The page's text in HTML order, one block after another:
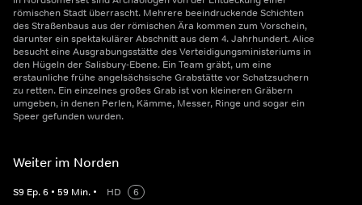
römischen Stadt überrascht. Mehrere beeindruckende Schichten
des Straßenbaus aus der römischen Ära kommen zum Vorschein,
darunter ein spektakulärer Abschnitt aus dem 4. Jahrhundert. Alice
besucht eine Ausgrabungsstätte des Verteidigungsministeriums in
den Hügeln der Salisbury-Ebene. Ein Team gräbt, um eine
erstaunliche frühe angelsächsische Grabstätte vor Schatzsuchern
zu retten. Ein einzelnes großes Grab ist von kleineren Gräbern
umgeben, in denen Perlen, Kämme, Messer, Ringe und sogar ein
Speer gefunden wurden.
Weiter im Norden
S9 Ep.6 • 59 Min. • HD
6